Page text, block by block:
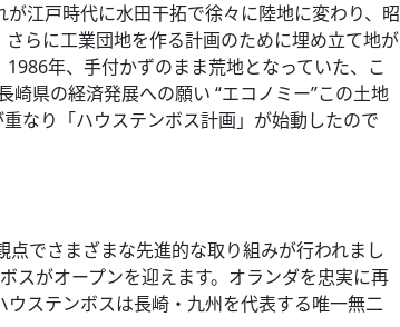
江戸時代に水田干拓で徐々に陸地に変わり、昭
らに工業団地を作る計画のために埋め立て地が
年、手付かずのまま荒地となっていた、こ
崎県の経済発展への願い “エコノミー”この土地
なり「ハウステンボス計画」が始動したので
でさまざまな先進的な取り組みが行われまし
スがオープンを迎えます。オランダを忠実に再
ステンボスは長崎・九州を代表する唯一無二